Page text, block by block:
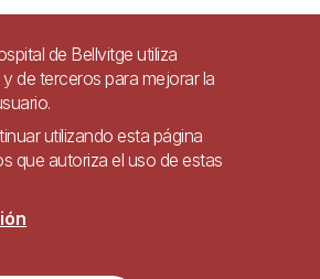
Contacto
de Sistemas de Videovigilancia
de Bellvitge utiliza
de terceros para mejorar la
utilizando esta página
que autoriza el uso de estas